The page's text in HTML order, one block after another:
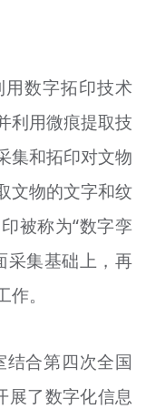
数字拓印技术
利用微痕提取技
集和拓印对文物
文物的文字和纹
被称为“数字孪
采集基础上，再
。
合第四次全国
展了数字化信息